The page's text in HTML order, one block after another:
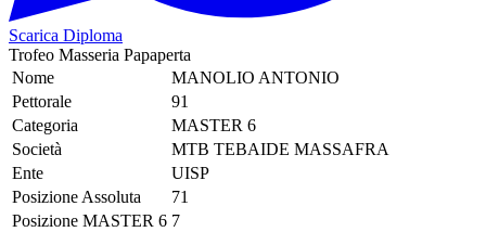
Scarica Diploma
Trofeo Masseria Papaperta
Nome
MANOLIO ANTONIO
Pettorale
91
Categoria
MASTER 6
Società
MTB TEBAIDE MASSAFRA
Ente
UISP
Posizione Assoluta
71
Posizione MASTER 6 7